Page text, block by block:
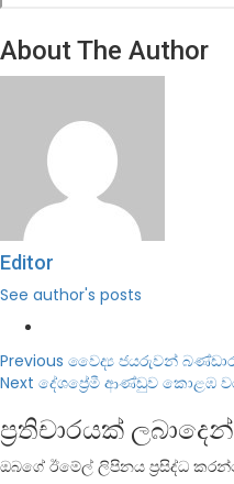
About The Author
Editor
See author's posts
Post
navigation
Previous වෛද්‍ය ජයරුවන් බණ්ඩාර
Next දේශප්‍රේමී ආණ්ඩුව කොළඹ
ප්‍රතිචාරයක්
ඔබගේ ඊමේල් ලිපිනය ප්‍රසිද්ධ